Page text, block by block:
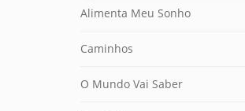
Alimenta Meu Sonho
Caminhos
O Mundo Vai Saber